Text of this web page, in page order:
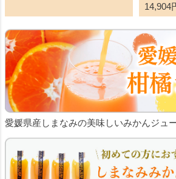
14,904
愛媛県産しまなみの美味しいみかんジュ